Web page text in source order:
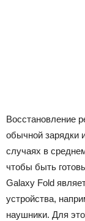
Восстановление
обычной зарядки
случаях в
чтобы быть
Galaxy Fold
устройства,
наушники. Для